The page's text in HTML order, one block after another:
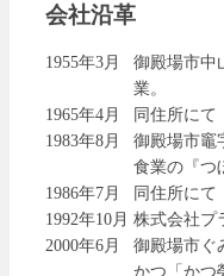
会社沿革
1955年3月
御殿場市中
業。
1965年4月
同住所に
1983年8月
御殿場市竈
食業の『つ
1986年7月
同住所にて
1992年10月 株式会社プ
2000年6月
御殿場市ぐ
かつ「かつ